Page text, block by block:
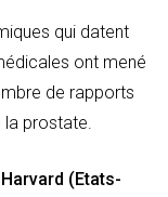
qui datent
ont mené
de rapports
la prostate.
(Etats-